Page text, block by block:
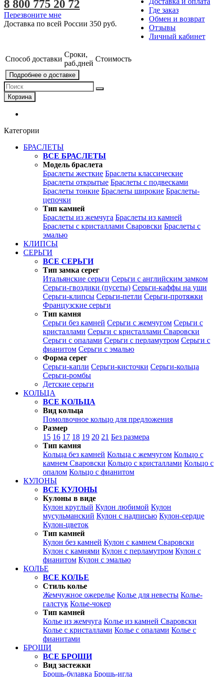
Где заказ
Обмен и возврат
Отзывы
Личный кабинет
8 800 775 20 72
Перезвоните мне
Доставка по всей России 350 руб.
Способ доставки
Сроки,
раб.дней
Стоимость
Подробнее о доставке
Корзина
Категории
БРАСЛЕТЫ
ВСЕ БРАСЛЕТЫ
Модель браслета
Браслеты жесткие Браслеты классические
Браслеты открытые Браслеты с подвесками
Браслеты тонкие Браслеты широкие Браслеты-
цепочки
Тип камней
Браслеты из жемчуга Браслеты из камней
Браслеты с кристаллами Сваровски Браслеты с
эмалью
КЛИПСЫ
СЕРЬГИ
ВСЕ СЕРЬГИ
Тип замка серег
Итальянские серьги Серьги с английским замком
Серьги-гвоздики (пусеты) Серьги-каффы на уши
Серьги-клипсы Серьги-петли Серьги-протяжки
Французские серьги
Тип камня
Серьги без камней Серьги с жемчугом Серьги с
кристаллами Серьги с кристаллами Сваровски
Серьги с опалами Серьги с перламутром Серьги с
фианитом Серьги с эмалью
Форма серег
Серьги-капли Серьги-кисточки Серьги-кольца
Серьги-ромбы
Детские серьги
КОЛЬЦА
ВСЕ КОЛЬЦА
Вид кольца
Помолвочное кольцо для предложения
Размер
15 16 17 18 19 20 21 Без размера
Тип камня
Кольца без камней Кольца с жемчугом Кольцо с
камнем Сваровски Кольцо с кристаллами Кольцо с
опалом Кольцо с фианитом
КУЛОНЫ
ВСЕ КУЛОНЫ
Кулоны в виде
Кулон круглый Кулон любимой Кулон
мусульманский Кулон с надписью Кулон-сердце
Кулон-цветок
Тип камней
Кулон без камней Кулон с камнем Сваровски
Кулон с камнями Кулон с перламутром Кулон с
фианитом Кулон с эмалью
КОЛЬЕ
ВСЕ КОЛЬЕ
Стиль колье
Жемчужное ожерелье Колье для невесты Колье-
галстук Колье-чокер
Тип камней
Колье из жемчуга Колье из камней Сваровски
Колье с кристаллами Колье с опалами Колье с
фианитами
БРОШИ
ВСЕ БРОШИ
Вид застежки
Брошь-булавка Брошь-игла